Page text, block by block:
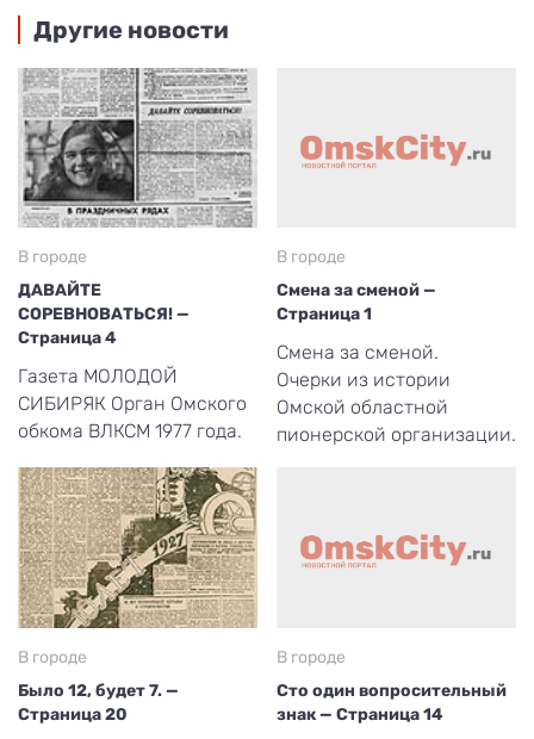
Другие новости
В городе
ДАВАЙТЕ
СОРЕВНОВАТЬСЯ! —
Страница 4
Газета МОЛОДОЙ
СИБИРЯК Орган Омского
обкома ВЛКСМ 1977 года.
В городе
Смена за сменой —
Страница 1
Смена за сменой.
Очерки из истории
Омской областной
пионерской организации.
В городе
Было 12, будет 7. —
Страница 20
В городе
Сто один вопросительный
знак — Страница 14